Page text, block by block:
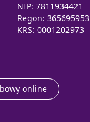
NIP: 7811934421
Regon: 365695953
KRS: 0001202973
online